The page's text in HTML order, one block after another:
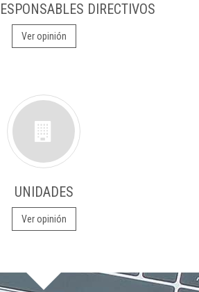
DIRECTIVOS
Ver opinión
UNIDADES
Ver opinión